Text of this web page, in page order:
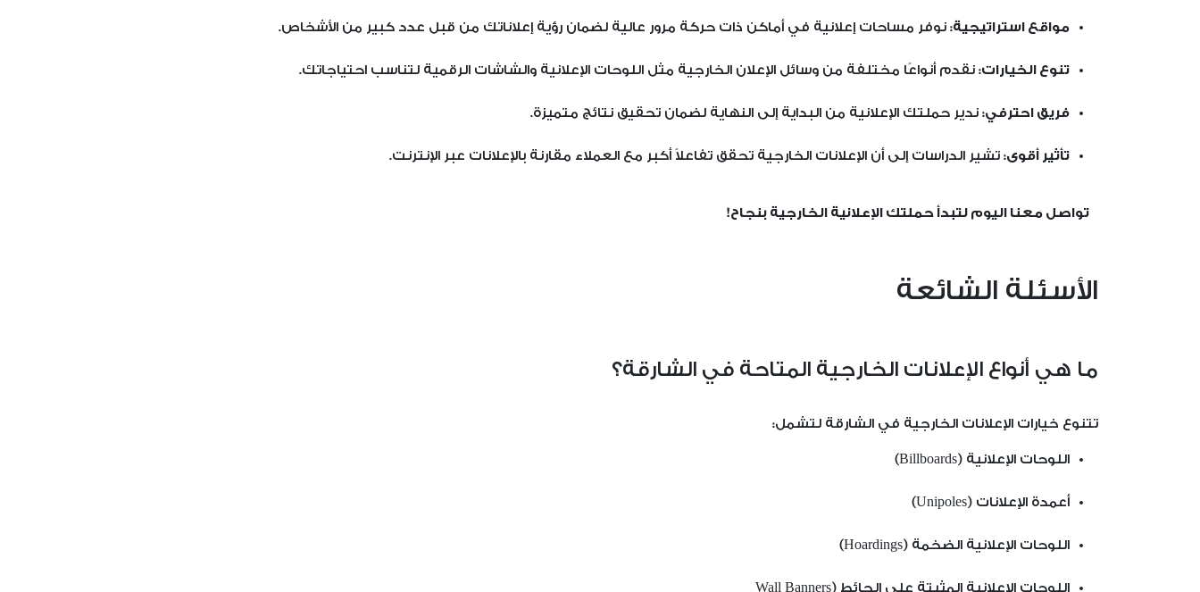
مواقع استراتيجية: نوفر مساحات إعلانية في أماكن ذات حركة مرور عالية لضمان رؤية إعلاناتك من قبل عدد كبير من الأشخاص.
تنوع الخيارات: نقدم أنواعًا مختلفة من وسائل الإعلان الخارجية مثل اللوحات الإعلانية والشاشات الرقمية لتناسب احتياجاتك.
فريق احترفي: ندير حملتك الإعلانية من البداية إلى النهاية لضمان تحقيق نتائج متميزة.
تأثير أقوى: تشير الدراسات إلى أن الإعلانات الخارجية تحقق تفاعلاً أكبر مع العملاء مقارنة بالإعلانات عبر الإنترنت.
تواصل معنا اليوم لتبدأ حملتك الإعلانية الخارجية بنجاح!
الأسئلة الشائعة
ما هي أنواع الإعلانات الخارجية المتاحة في الشارقة؟
تتنوع خيارات الإعلانات الخارجية في الشارقة لتشمل:
اللوحات الإعلانية (Billboards)
أعمدة الإعلانات (Unipoles)
اللوحات الإعلانية الضخمة (Hoardings)
اللوحات الإعلانية المثبتة على الحائط (Wall Banners